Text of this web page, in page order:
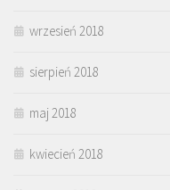
wrzesień 2018
sierpień 2018
maj 2018
kwiecień 2018